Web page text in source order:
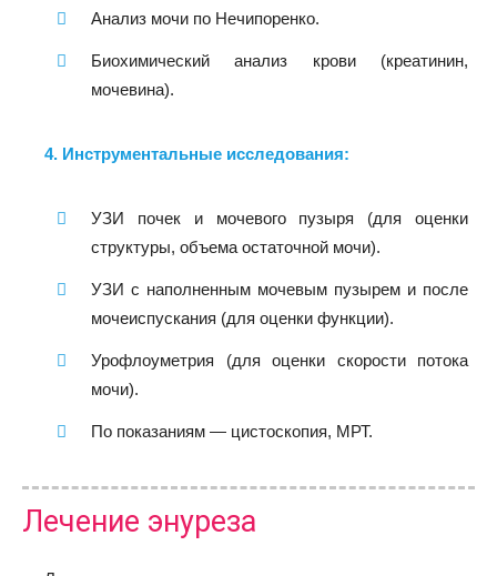
Анализ мочи по Нечипоренко.
Биохимический анализ крови (креатинин,
мочевина).
4. Инструментальные исследования:
УЗИ почек и мочевого пузыря (для оценки
структуры, объема остаточной мочи).
УЗИ с наполненным мочевым пузырем и после
мочеиспускания (для оценки функции).
Урофлоуметрия (для оценки скорости потока
мочи).
По показаниям — цистоскопия, МРТ.
Лечение энуреза